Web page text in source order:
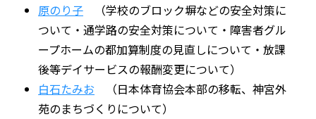
原のり子 （学校のブロック塀などの安全対策に
ついて・通学路の安全対策について・障害者グル
ープホームの都加算制度の見直しについて・放課
後等デイサービスの報酬変更について）
白石たみお （日本体育協会本部の移転、神宮外
苑のまちづくりについて）